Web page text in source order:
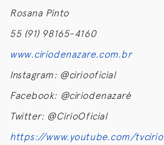
Rosana Pinto
55 (91) 98165-4160
www.ciriodenazare.com.br
Instagram: @ciriooficial
Facebook: @ciriodenazaré
Twitter: @CirioOficial
https://www.youtube.com/tvcirio